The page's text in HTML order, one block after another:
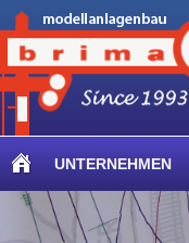
UNTERNEHMEN